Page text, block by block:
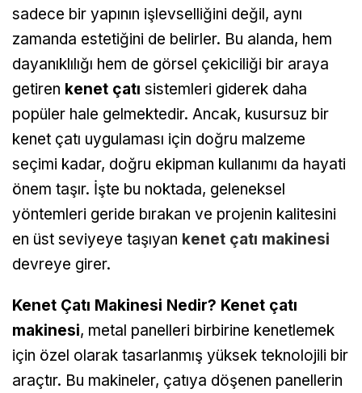
sadece bir yapının işlevselliğini değil, aynı
zamanda estetiğini de belirler. Bu alanda, hem
dayanıklılığı hem de görsel çekiciliği bir araya
getiren kenet çatı sistemleri giderek daha
popüler hale gelmektedir. Ancak, kusursuz bir
kenet çatı uygulaması için doğru malzeme
seçimi kadar, doğru ekipman kullanımı da hayati
önem taşır. İşte bu noktada, geleneksel
yöntemleri geride bırakan ve projenin kalitesini
en üst seviyeye taşıyan kenet çatı makinesi
devreye girer.
Kenet Çatı Makinesi Nedir? Kenet çatı
makinesi, metal panelleri birbirine kenetlemek
için özel olarak tasarlanmış yüksek teknolojili bir
araçtır. Bu makineler, çatıya döşenen panellerin